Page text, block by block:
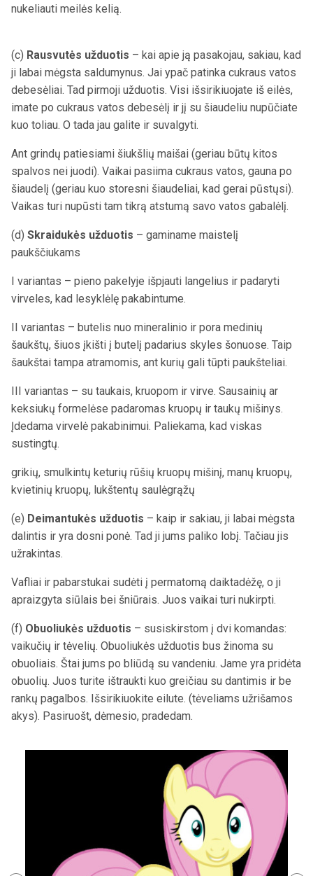
nukeliauti meilės kelią.
(c) Rausvutės užduotis – kai apie ją pasakojau, sakiau, kad
ji labai mėgsta saldumynus. Jai ypač patinka cukraus vatos
debesėliai. Tad pirmoji užduotis. Visi išsirikiuojate iš eilės,
imate po cukraus vatos debesėlį ir jį su šiaudeliu nupūčiate
kuo toliau. O tada jau galite ir suvalgyti.
Ant grindų patiesiami šiukšlių maišai (geriau būtų kitos
spalvos nei juodi). Vaikai pasiima cukraus vatos, gauna po
šiaudelį (geriau kuo storesni šiaudeliai, kad gerai pūstųsi).
Vaikas turi nupūsti tam tikrą atstumą savo vatos gabalėlį.
(d) Skraidukės užduotis – gaminame maistelį
paukščiukams
I variantas – pieno pakelyje išpjauti langelius ir padaryti
virveles, kad lesyklėlę pakabintume.
II variantas – butelis nuo mineralinio ir pora medinių
šaukštų, šiuos įkišti į butelį padarius skyles šonuose. Taip
šaukštai tampa atramomis, ant kurių gali tūpti paukšteliai.
III variantas – su taukais, kruopom ir virve. Sausainių ar
keksiukų formelėse padaromas kruopų ir taukų mišinys.
Įdedama virvelė pakabinimui. Paliekama, kad viskas
sustingtų.
grikių, smulkintų keturių rūšių kruopų mišinį, manų kruopų,
kvietinių kruopų, lukštentų saulėgrąžų
(e) Deimantukės užduotis – kaip ir sakiau, ji labai mėgsta
dalintis ir yra dosni ponė. Tad ji jums paliko lobį. Tačiau jis
užrakintas.
Vafliai ir pabarstukai sudėti į permatomą daiktadėžę, o ji
apraizgyta siūlais bei šniūrais. Juos vaikai turi nukirpti.
(f) Obuoliukės užduotis – susiskirstom į dvi komandas:
vaikučių ir tėvelių. Obuoliukės užduotis bus žinoma su
obuoliais. Štai jums po bliūdą su vandeniu. Jame yra pridėta
obuolių. Juos turite ištraukti kuo greičiau su dantimis ir be
rankų pagalbos. Išsirikiuokite eilute. (tėveliams užrišamos
akys). Pasiruošt, dėmesio, pradedam.